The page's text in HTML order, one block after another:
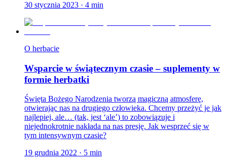
30 stycznia 2023 · 4 min
O herbacie
Wsparcie w świątecznym czasie – suplementy w
formie herbatki
Święta Bożego Narodzenia tworzą magiczną atmosferę,
otwierając nas na drugiego człowieka. Chcemy przeżyć je jak
najlepiej, ale… (tak, jest ‘ale’) to zobowiązuje i
niejednokrotnie nakłada na nas presję. Jak wesprzeć się w
tym intensywnym czasie?
19 grudnia 2022 · 5 min